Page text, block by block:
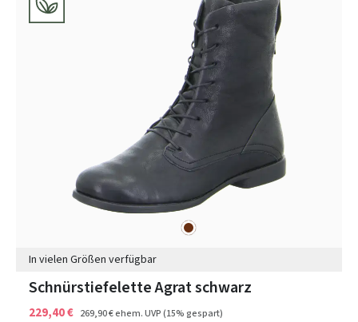
braun
In vielen Größen verfügbar
Schnürstiefelette Agrat schwarz
229,40 € 269,90 €ehem. UVP(15% gespart)